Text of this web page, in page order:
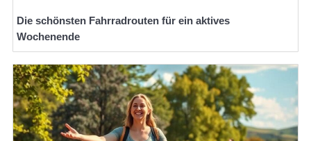
Die schönsten Fahrradrouten für ein aktives
Wochenende